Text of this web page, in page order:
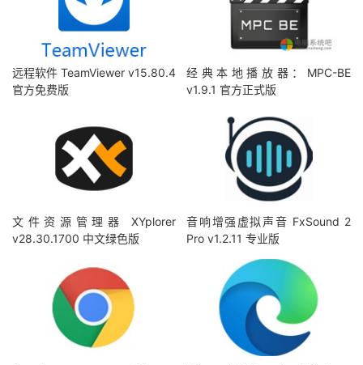
远程软件 TeamViewer v15.80.4
官方免费版
经典本地播放器：MPC-BE
v1.9.1 官方正式版
文件资源管理器 XYplorer
v28.30.1700 中文绿色版
音响增强虚拟声音 FxSound 2
Pro v1.2.11 专业版